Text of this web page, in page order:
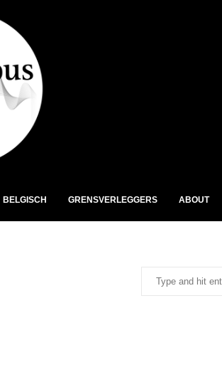
BELGISCH GRENSVERLEGGERS ABOUT